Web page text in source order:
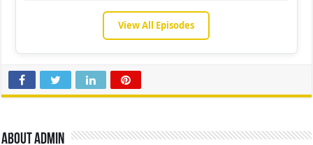
View All Episodes
About admin